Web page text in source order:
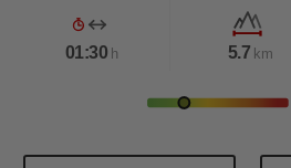
01:30 h 5.7 km